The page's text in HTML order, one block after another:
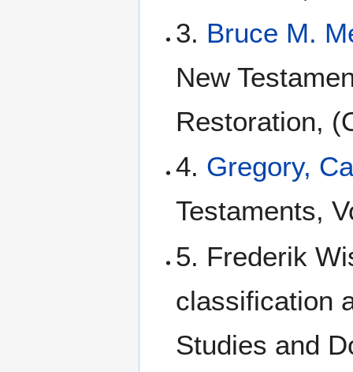
3. Bruce M.
New
Restoration,
4. Gregory,
Testaments,
5. Frederik
classification
Studies and